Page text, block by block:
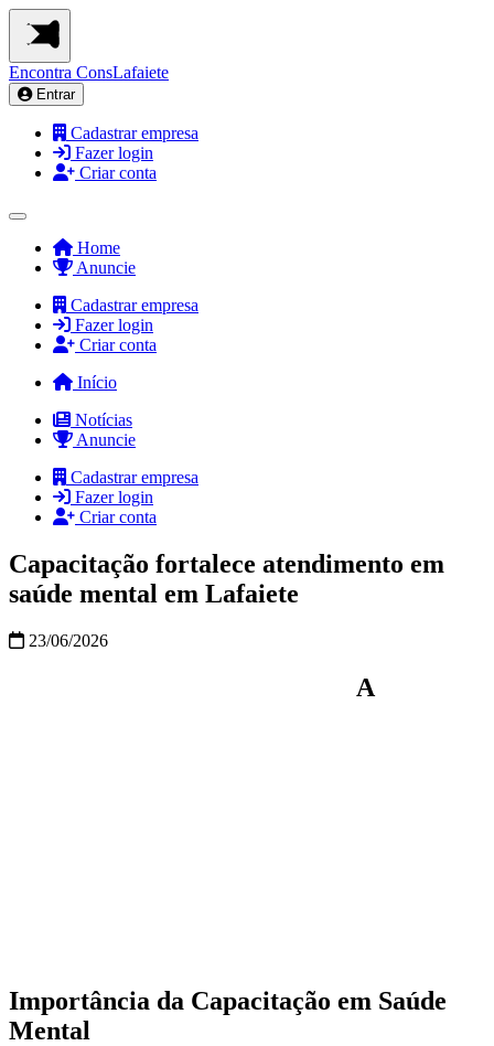
Encontra ConsLafaiete
Entrar
Cadastrar empresa
Fazer login
Criar conta
Home
Anuncie
Cadastrar empresa
Fazer login
Criar conta
Início
Notícias
Anuncie
Cadastrar empresa
Fazer login
Criar conta
Capacitação fortalece atendimento em
saúde mental em Lafaiete
23/06/2026
A
Importância da Capacitação em Saúde
Mental